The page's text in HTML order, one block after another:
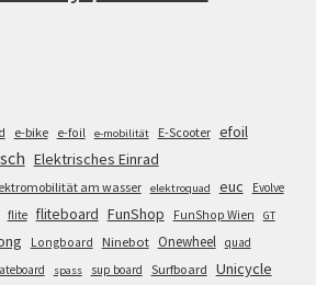
e-bike e-foil e-mobilität E-Scooter efoil
Elektrisches Einrad
am wasser elektroquad euc
Evolve
flite fliteboard FunShop FunShop Wien GT
Longboard Ninebot Onewheel quad
spass sup board Surfboard Unicycle